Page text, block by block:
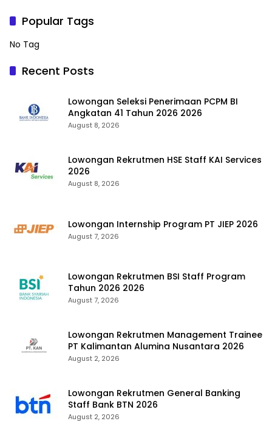
Popular Tags
No Tag
Recent Posts
Lowongan Seleksi Penerimaan PCPM BI
Angkatan 41 Tahun 2026 2026
August 8, 2026
Lowongan Rekrutmen HSE Staff KAI Services
2026
August 8, 2026
Lowongan Internship Program PT JIEP 2026
August 7, 2026
Lowongan Rekrutmen BSI Staff Program
Tahun 2026 2026
August 7, 2026
Lowongan Rekrutmen Management Trainee
PT Kalimantan Alumina Nusantara 2026
August 2, 2026
Lowongan Rekrutmen General Banking
Staff Bank BTN 2026
August 2, 2026